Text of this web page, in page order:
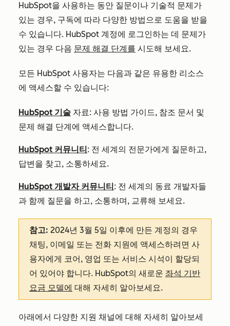
HubSpot을 사용하는 동안 질문이나 기술적 문제가
있는 경우, 구독에 따라 다양한 방법으로 도움을 받을
수 있습니다. HubSpot 계정에 로그인하는 데 문제가
있는 경우 다음 문제 해결 단계를 시도해 보세요.
모든 HubSpot 사용자는 다음과 같은 유용한 리소스
에 액세스할 수 있습니다:
HubSpot 기술 자료: 사용 방법 가이드, 참조 문서 및
문제 해결 단계에 액세스합니다.
HubSpot 커뮤니티: 전 세계의 전문가에게 질문하고,
답변을 찾고, 소통하세요.
HubSpot 개발자 커뮤니티: 전 세계의 동료 개발자들
과 함께 질문을 하고, 소통하며, 교류해 보세요.
참고: 2024년 3월 5일 이후에 만든 계정의 경우
채팅, 이메일 또는 전화 지원에 액세스하려면 사
용자에게 코어, 영업 또는 서비스 시석이 할당되
어 있어야 합니다. HubSpot의 새로운 좌석 기반
요금 모델에 대해 자세히 알아보세요.
아래에서 다양한 지원 채널에 대해 자세히 알아보세